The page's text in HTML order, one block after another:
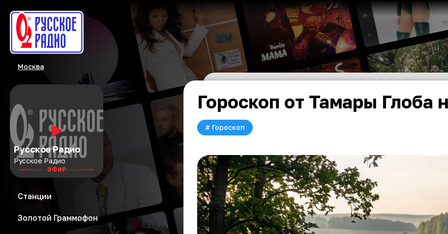
Москва
Русское Радио
Русское Радио
ЭФИР
Станции
Золотой Граммофон
Гороскоп от Тамары Глоба
# Гороскоп